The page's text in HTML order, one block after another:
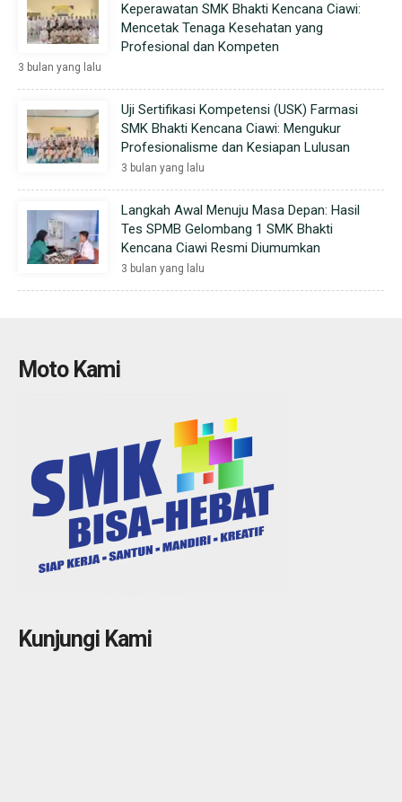
Keperawatan SMK Bhakti Kencana Ciawi:
Mencetak Tenaga Kesehatan yang
Profesional dan Kompeten
3 bulan yang lalu
Uji Sertifikasi Kompetensi (USK) Farmasi
SMK Bhakti Kencana Ciawi: Mengukur
Profesionalisme dan Kesiapan Lulusan
3 bulan yang lalu
Langkah Awal Menuju Masa Depan: Hasil
Tes SPMB Gelombang 1 SMK Bhakti
Kencana Ciawi Resmi Diumumkan
3 bulan yang lalu
Moto Kami
Kunjungi Kami